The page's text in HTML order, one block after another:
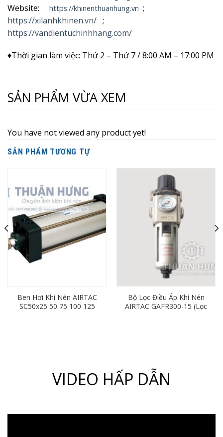
Website: https://khinenthuanhung.vn ;
https://xilanhkhinen.vn/ ;
https://vandientuchinhhang.com/
♦Thời gian làm việc: Thứ 2 – Thứ 7 / 8:00 AM – 17:00 PM
SẢN PHẨM VỪA XEM
You have not viewed any product yet!
SẢN PHẨM TƯƠNG TỰ
Ben Hơi Khí Nén AIRTAC
SC50x25 50 75 100 125
Bộ Lọc Điều Áp Khí Nén
AIRTAC GAFR300-15 (Lọc
VIDEO HẤP DẪN